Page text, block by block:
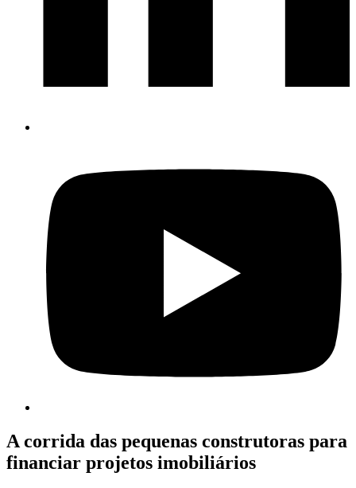
A corrida das pequenas construtoras para
financiar projetos imobiliários